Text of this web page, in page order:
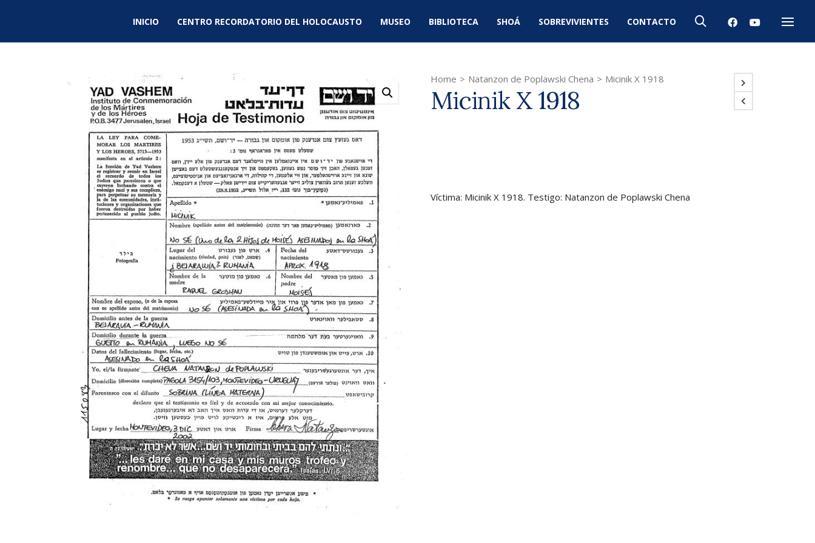
INICIO CENTRO RECORDATORIO DEL HOLOCAUSTO MUSEO BIBLIOTECA SHOÁ SOBREVIVIENTES CONTACTO
Menú
Home > Natanzon de Poplawski Chena > Micinik X 1918
Micinik X 1918
Víctima: Micinik X 1918. Testigo: Natanzon de Poplawski Chena